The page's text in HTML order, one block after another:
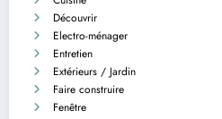
Découvrir
Electro-ménager
Entretien
Extérieurs / Jardin
Faire construire
Fenêtre